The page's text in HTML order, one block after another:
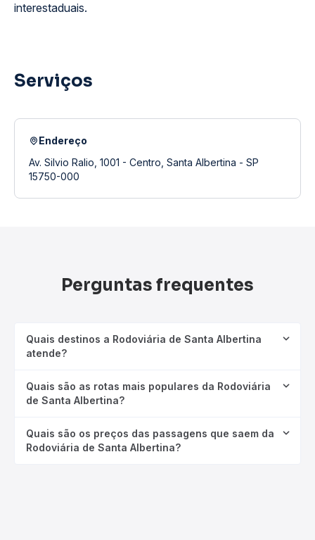
interestaduais.
Serviços
Endereço
Av. Silvio Ralio, 1001 - Centro, Santa Albertina - SP
15750-000
Perguntas frequentes
Quais destinos a Rodoviária de Santa Albertina
atende?
Quais são as rotas mais populares da Rodoviária
de Santa Albertina?
Quais são os preços das passagens que saem da
Rodoviária de Santa Albertina?